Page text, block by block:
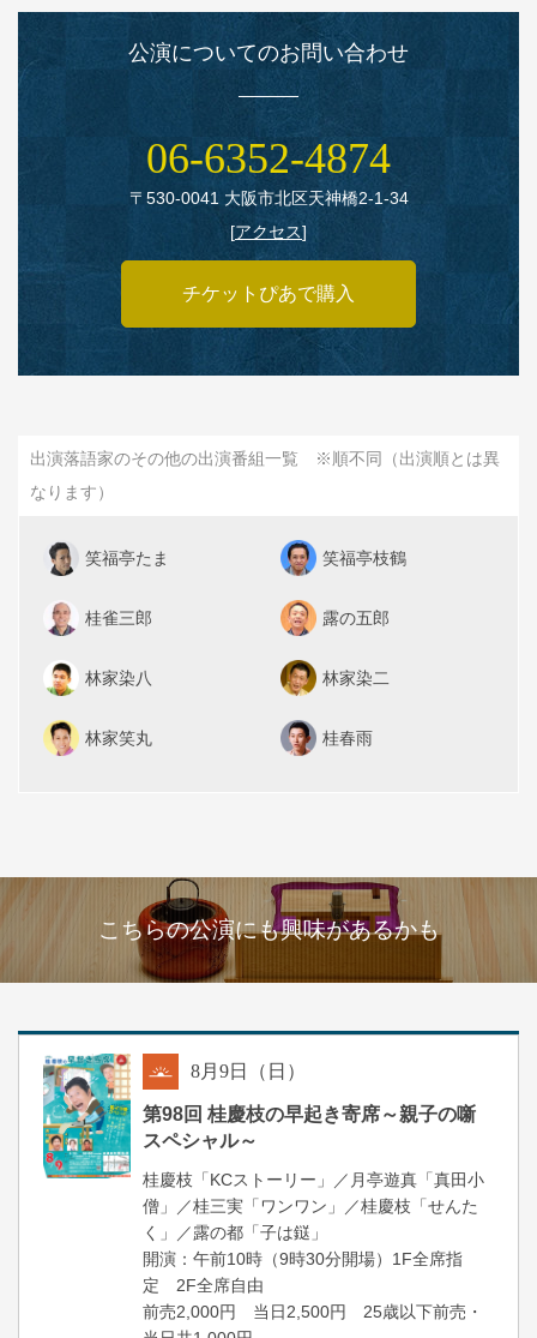
公演についてのお問い合わせ
06‑6352‑4874
〒530‑0041 大阪市北区天神橋2‑1‑34
[アクセス]
チケットぴあで購入
出演落語家のその他の出演番組一覧 ※順不同（出演順とは異
なります）
笑福亭たま 笑福亭枝鶴
桂雀三郎 露の五郎
林家染八 林家染二
林家笑丸 桂春雨
こちらの公演にも興味があるかも
8月9日（日）
第98回 桂慶枝の早起き寄席～親子の噺
スペシャル～
桂慶枝「KCストーリー」／月亭遊真「真田小
僧」／桂三実「ワンワン」／桂慶枝「せんた
く」／露の都「子は鎹」
開演：午前10時（9時30分開場）1F全席指
定 2F全席自由
前売2,000円 当日2,500円 25歳以下前売・